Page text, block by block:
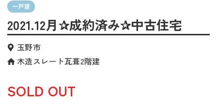
一戸建
2021.12月✰成約済み✰中古住宅
玉野市
木造スレート瓦葺2階建
SOLD OUT